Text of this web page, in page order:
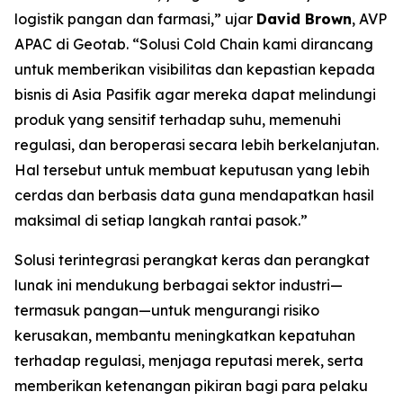
logistik pangan dan farmasi,” ujar David Brown, AVP
APAC di Geotab. “Solusi Cold Chain kami dirancang
untuk memberikan visibilitas dan kepastian kepada
bisnis di Asia Pasifik agar mereka dapat melindungi
produk yang sensitif terhadap suhu, memenuhi
regulasi, dan beroperasi secara lebih berkelanjutan.
Hal tersebut untuk membuat keputusan yang lebih
cerdas dan berbasis data guna mendapatkan hasil
maksimal di setiap langkah rantai pasok.”
Solusi terintegrasi perangkat keras dan perangkat
lunak ini mendukung berbagai sektor industri—
termasuk pangan—untuk mengurangi risiko
kerusakan, membantu meningkatkan kepatuhan
terhadap regulasi, menjaga reputasi merek, serta
memberikan ketenangan pikiran bagi para pelaku